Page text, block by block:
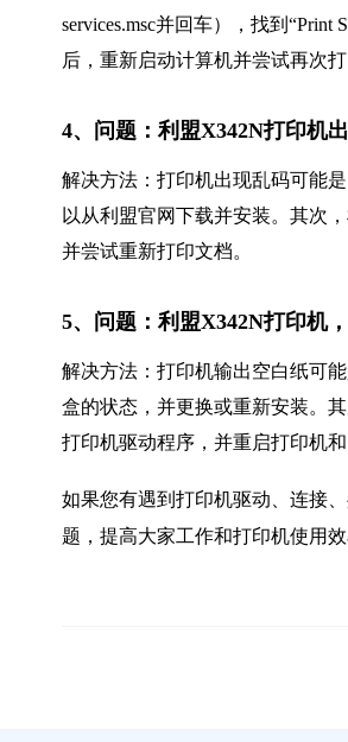
services.msc并回车），找到
后，重新启动计算机并尝试再次打
4、问题：利盟X342N打印机
解决方法：打印机出现乱码可能
以从利盟官网下载并安装。其次
并尝试重新打印文档。
5、问题：利盟X342N打印机
解决方法：打印机输出空白纸可
盒的状态，并更换或重新安装。
打印机驱动程序，并重启打印机和
如果您有遇到打印机驱动、连接
题，提高大家工作和打印机使用效